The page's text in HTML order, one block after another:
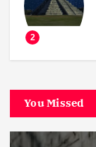
2
You Missed